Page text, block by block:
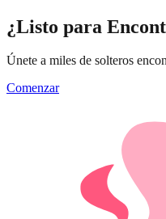
¿Listo para
Únete a miles de solteros
Comenzar